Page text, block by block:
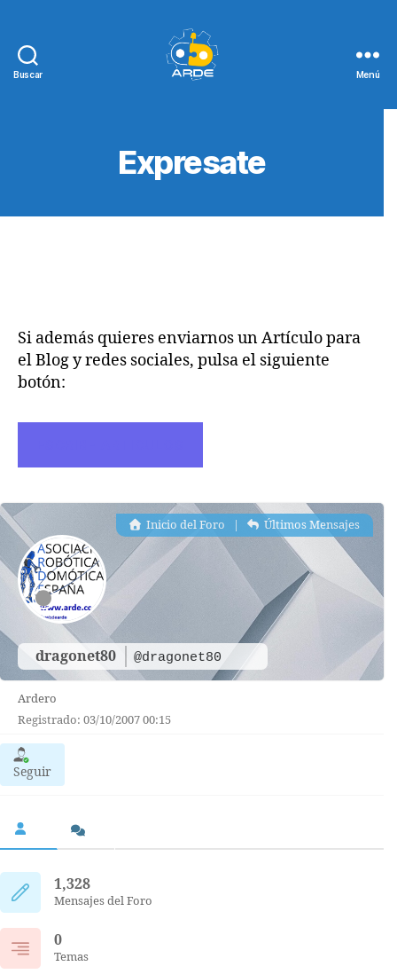
Buscar Menú
Expresate
Si además quieres enviarnos un Artículo para
el Blog y redes sociales, pulsa el siguiente
botón:
dragonet80 @dragonet80
Inicio del Foro Últimos Mensajes
Ardero
Registrado: 03/10/2007 00:15
Seguir
1,328
Mensajes del Foro
0
Temas